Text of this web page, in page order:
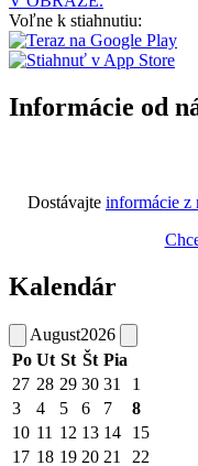
Voľne k stiahnutiu:
Informácie od
Dostávajte informácie z
Kalendár
August2026
Po Ut St Št Pia
27 28 29 30 31 1
3
4 5 6 7 8
10 11 12 13 14 15
17 18 19 20 21 22